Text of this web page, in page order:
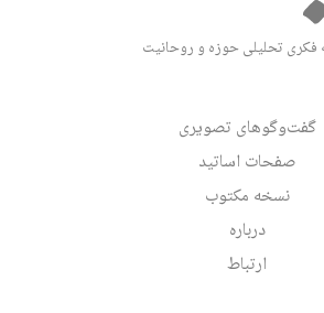
فکری تحلیلی حوزه و روحانیت
گفت‌وگوهای تصویری
صفحات اساتید
نسخه مکتوب
درباره
ارتباط